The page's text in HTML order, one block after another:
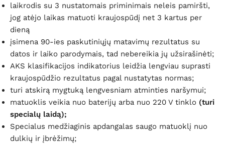
laikrodis su 3 nustatomais priminimais neleis pamiršti,
jog atėjo laikas matuoti kraujospūdį net 3 kartus per
dieną
įsimena 90-ies paskutiniųjų matavimų rezultatus su
datos ir laiko parodymais, tad nebereikia jų užsirašinėti;
AKS klasifikacijos indikatorius leidžia lengviau suprasti
kraujospūdžio rezultatus pagal nustatytas normas;
turi atskirą mygtuką lengvesniam atminties naršymui;
matuoklis veikia nuo baterijų arba nuo 220 V tinklo (turi
specialų laidą);
Specialus medžiaginis apdangalas saugo matuoklį nuo
dulkių ir įbrėžimų;